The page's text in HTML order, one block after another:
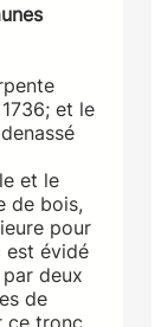
et le
et le
de bois,
pour
est évidé
deux
de
ce tronc,